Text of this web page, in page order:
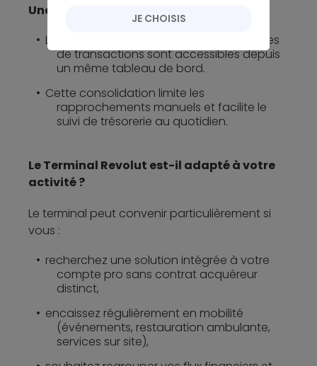
Une gestion simplifiée
Les ventes, remboursements et historiques
de transactions sont accessibles depuis
un même tableau de bord.
Cette consolidation limite les
rapprochements manuels et facilite le
suivi de trésorerie au quotidien.
Le Terminal Revolut est-il adapté à votre
activité ?
Le terminal peut convenir particulièrement si
vous :
recherchez une solution intégrée à votre
compte pro sans contrat acquéreur
distinct,
encaissez régulièrement en mobilité
(événements, restauration ambulante,
services sur site),
JE CHOISIS